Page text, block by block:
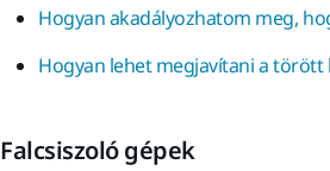
Hogyan akadályozhatom meg,
Hogyan lehet megjavítani a törött
Falcsiszoló gépek